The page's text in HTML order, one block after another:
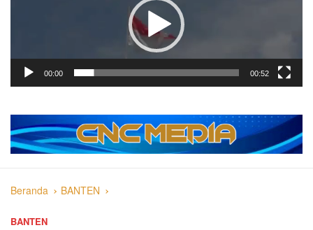
00:00 00:52
Beranda BANTEN
BANTEN